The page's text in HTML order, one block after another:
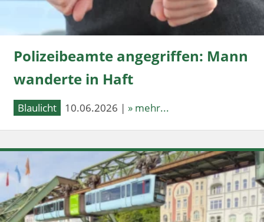
Polizeibeamte angegriffen: Mann
wanderte in Haft
Blaulicht 10.06.2026 | » mehr...